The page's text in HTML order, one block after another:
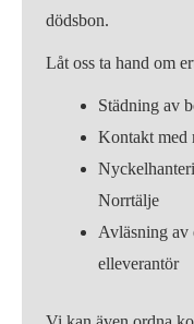
dödsbon.
Låt oss ta hand om
Städning av
Kontakt med
Norrtälje
Avläsning av
elleverantör